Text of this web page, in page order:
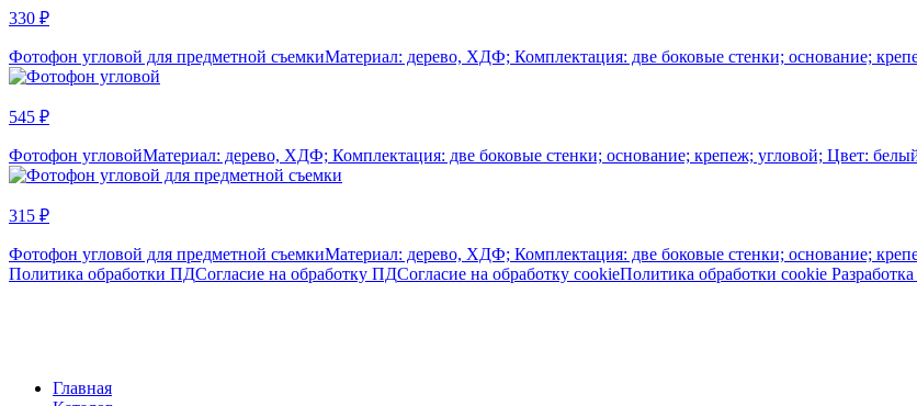
330 ₽
Фотофон угловой для предметной съемкиМатериал: дерево, ХДФ; Комплектация: две боковые стенки; основание;
545 ₽
Фотофон угловойМатериал: дерево, ХДФ; Комплектация: две боковые стенки; основание; крепеж; угловой; Цвет:
315 ₽
Фотофон угловой для предметной съемкиМатериал: дерево, ХДФ; Комплектация: две боковые стенки; основание;
Политика обработки ПДСогласие на обработку ПДСогласие на обработку cookieПолитика обработки cookie
Главная